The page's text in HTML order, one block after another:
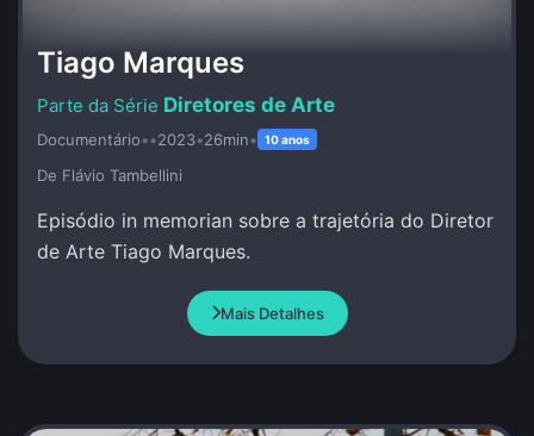
Tiago Marques
Diretores de Arte
Documentário••2023•26min• 10 anos
De Flávio Tambellini
Episódio in memorian sobre a trajetória do Diretor
de Arte Tiago Marques.
Mais Detalhes